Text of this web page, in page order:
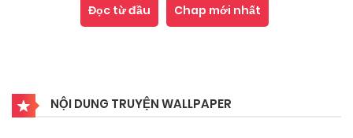
Đọc từ đầu Chap mới nhất
NỘI DUNG TRUYỆN WALLPAPER